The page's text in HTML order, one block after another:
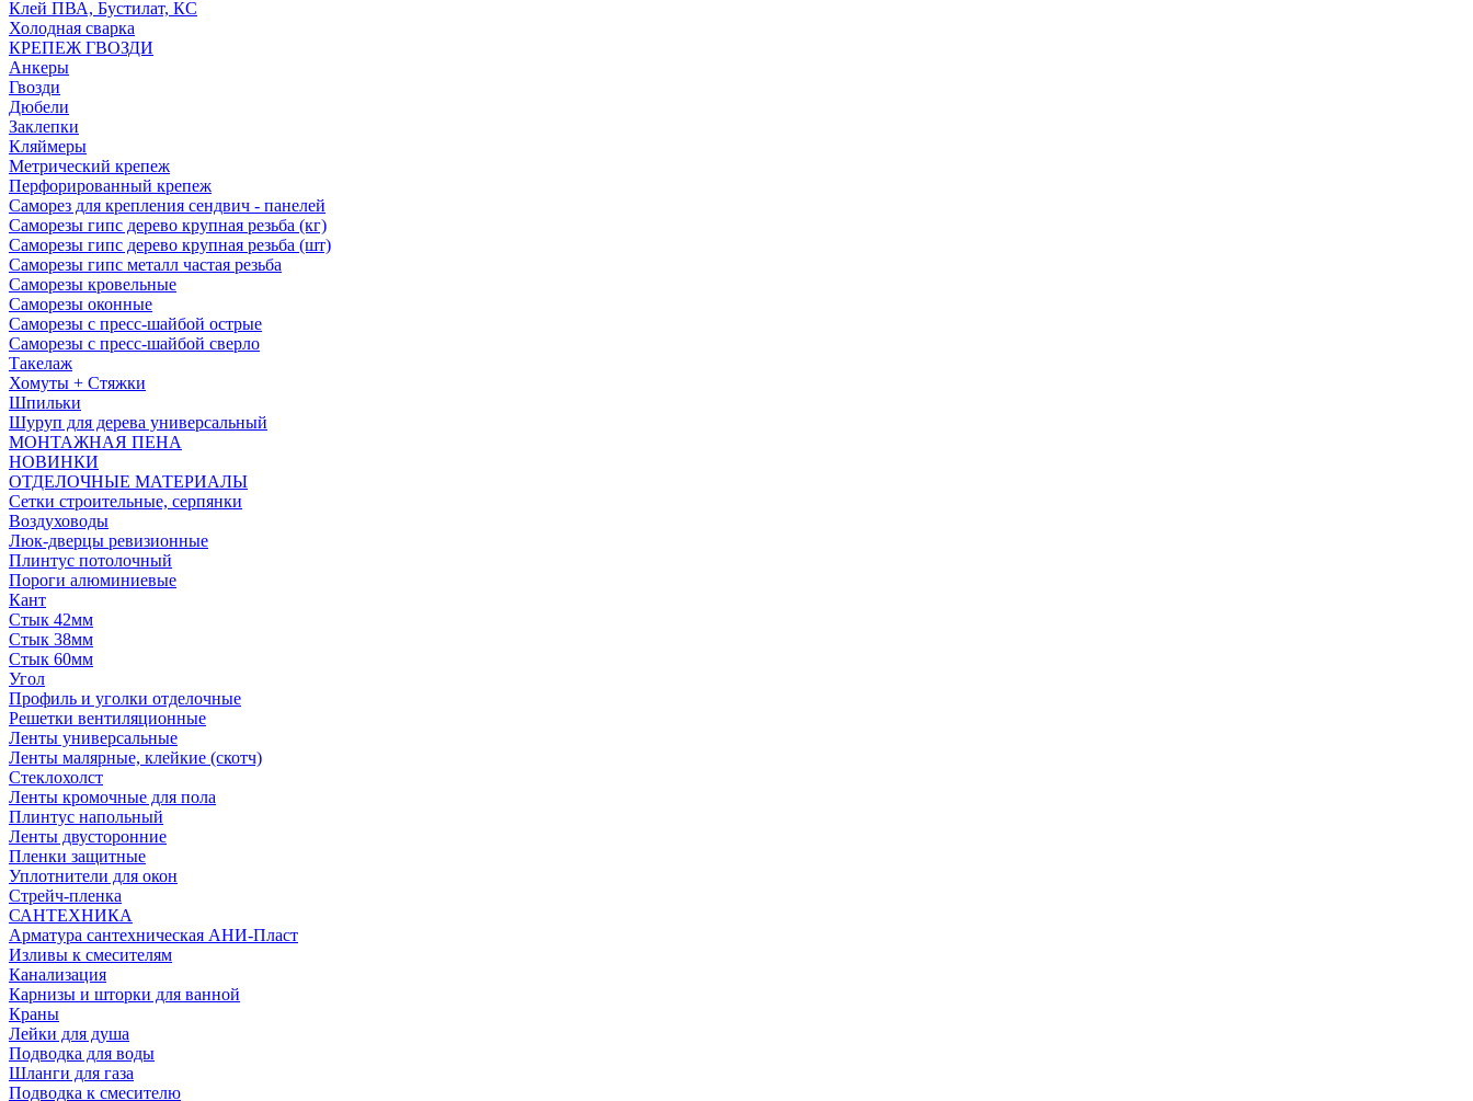
Клей ПВА, Бустилат, КС
Холодная сварка
КРЕПЕЖ ГВОЗДИ
Анкеры
Гвозди
Дюбели
Заклепки
Кляймеры
Метрический крепеж
Перфорированный крепеж
Саморез для крепления сендвич - панелей
Саморезы гипс дерево крупная резьба (кг)
Саморезы гипс дерево крупная резьба (шт)
Саморезы гипс металл частая резьба
Саморезы кровельные
Саморезы оконные
Саморезы с пресс-шайбой острые
Саморезы с пресс-шайбой сверло
Такелаж
Хомуты + Стяжки
Шпильки
Шуруп для дерева универсальный
МОНТАЖНАЯ ПЕНА
НОВИНКИ
ОТДЕЛОЧНЫЕ МАТЕРИАЛЫ
Сетки строительные, серпянки
Воздуховоды
Люк-дверцы ревизионные
Плинтус потолочный
Пороги алюминиевые
Кант
Стык 42мм
Стык 38мм
Стык 60мм
Угол
Профиль и уголки отделочные
Решетки вентиляционные
Ленты универсальные
Ленты малярные, клейкие (скотч)
Стеклохолст
Ленты кромочные для пола
Плинтус напольный
Ленты двусторонние
Пленки защитные
Уплотнители для окон
Стрейч-пленка
САНТЕХНИКА
Арматура сантехническая АНИ-Пласт
Изливы к смесителям
Канализация
Карнизы и шторки для ванной
Краны
Лейки для душа
Подводка для воды
Шланги для газа
Подводка к смесителю